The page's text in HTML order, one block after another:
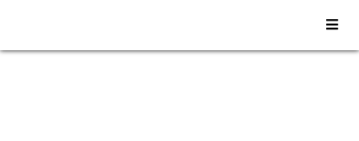
Saltar